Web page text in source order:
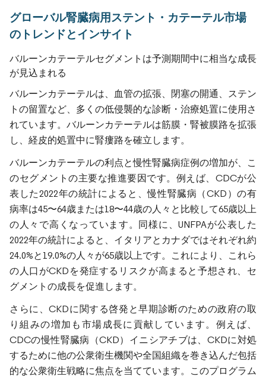
グローバル腎臓病用ステント・カテーテル市場
のトレンドとインサイト
バルーンカテーテルセグメントは予測期間中に相当な成長
が見込まれる
バルーンカテーテルは、血管の拡張、閉塞の開通、ステン
トの留置など、多くの低侵襲的な診断・治療処置に使用さ
れています。バルーンカテーテルは筋膜・腎被膜路を拡張
し、経皮的処置中に腎瘻路を確立します。
バルーンカテーテルの利点と慢性腎臓病症例の増加が、こ
のセグメントの主要な推進要因です。例えば、CDCが公
表した2022年の統計によると、慢性腎臓病（CKD）の有
病率は45〜64歳または18〜44歳の人々と比較して65歳以上
の人々で高くなっています。同様に、UNFPAが公表した
2022年の統計によると、イタリアとカナダではそれぞれ約
24.0%と19.0%の人々が65歳以上です。これにより、これら
の人口がCKDを発症するリスクが高まると予想され、セ
グメントの成長を促進します。
さらに、CKDに関する啓発と早期診断のための政府の取
り組みの増加も市場成長に貢献しています。例えば、
CDCの慢性腎臓病（CKD）イニシアチブは、CKDに対処
するために他の公衆衛生機関や全国組織を巻き込んだ包括
的な公衆衛生戦略に焦点を当てています。このプログラム